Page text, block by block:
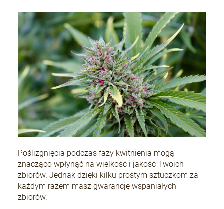
Poślizgnięcia podczas fazy kwitnienia mogą
znacząco wpłynąć na wielkość i jakość Twoich
zbiorów. Jednak dzięki kilku prostym sztuczkom za
każdym razem masz gwarancję wspaniałych
zbiorów.